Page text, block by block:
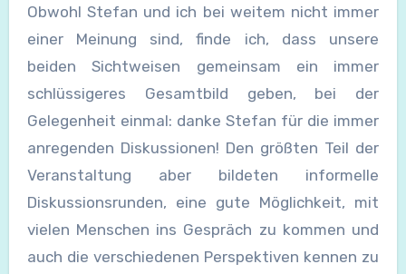
Obwohl Stefan und ich bei weitem nicht immer
einer Meinung sind, finde ich, dass unsere
beiden Sichtweisen gemeinsam ein immer
schlüssigeres Gesamtbild geben, bei der
Gelegenheit einmal: danke Stefan für die immer
anregenden Diskussionen! Den größten Teil der
Veranstaltung aber bildeten informelle
Diskussionsrunden, eine gute Möglichkeit, mit
vielen Menschen ins Gespräch zu kommen und
auch die verschiedenen Perspektiven kennen zu